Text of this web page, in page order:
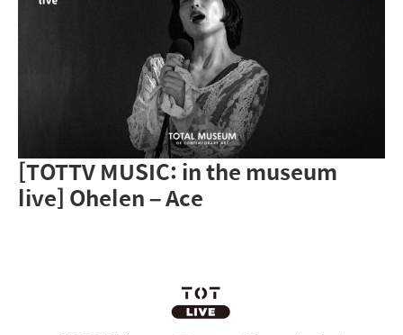
[TOTTV MUSIC: in the museum
live] Ohelen – Ace